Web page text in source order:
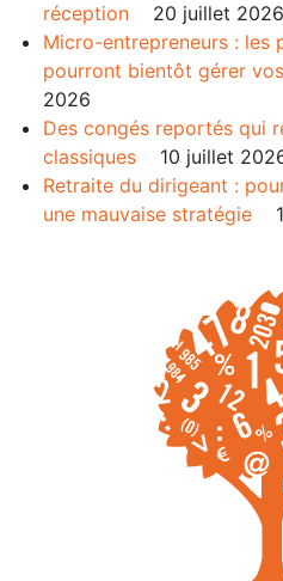
réception
20 juillet 2026
Micro-entrepreneurs : les
pourront bientôt gérer
2026
Des congés reportés qui
classiques
10 juillet
Retraite du dirigeant :
une mauvaise stratégie